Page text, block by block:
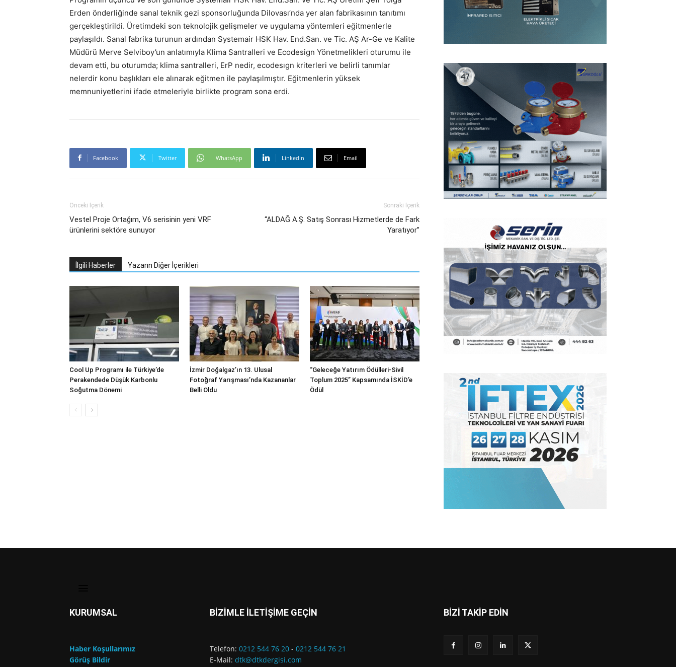
Erden önderliğinde sanal teknik gezi sponsorluğunda Dilovası’nda yer alan fabrikasının tanıtımı
gerçekleştirildi. Üretimdeki son teknolojik gelişmeler ve uygulama yöntemleri eğitmenlerle
paylaşıldı. Sanal fabrika turunun ardından Systemair HSK Hav. End.San. ve Tic. AŞ Ar-Ge ve Kalite
Müdürü Merve Selviboy’un anlatımıyla Klima Santralleri ve Ecodesign Yönetmelikleri oturumu ile
devam etti, bu oturumda; klima santralleri, ErP nedir, ecodesıgn kriterleri ve belirli tanımlar
nelerdir konu başlıkları ele alınarak eğitmen ile paylaşılmıştır. Eğitmenlerin yüksek
memnuniyetlerini ifade etmeleriyle birlikte program sona erdi.
Facebook Twitter WhatsApp Linkedin Email
Önceki İçerik
Vestel Proje Ortağım, V6 serisinin yeni VRF
ürünlerini sektöre sunuyor
Sonraki İçerik
“ALDAĞ A.Ş. Satış Sonrası Hizmetlerde de Fark
Yaratıyor”
İlgili Haberler Yazarın Diğer İçerikleri
Cool Up Programı ile Türkiye’de
Perakendede Düşük Karbonlu
Soğutma Dönemi
İzmir Doğalgaz’ın 13. Ulusal
Fotoğraf Yarışması’nda Kazananlar
Belli Oldu
“Geleceğe Yatırım Ödülleri-Sivil
Toplum 2025” Kapsamında İSKİD’e
Ödül
KURUMSAL
Haber Koşullarımız
Görüş Bildir
BİZİMLE İLETİŞİME GEÇİN
Telefon: 0212 544 76 20 - 0212 544 76 21
E-Mail: dtk@dtkdergisi.com
BİZİ TAKİP EDİN